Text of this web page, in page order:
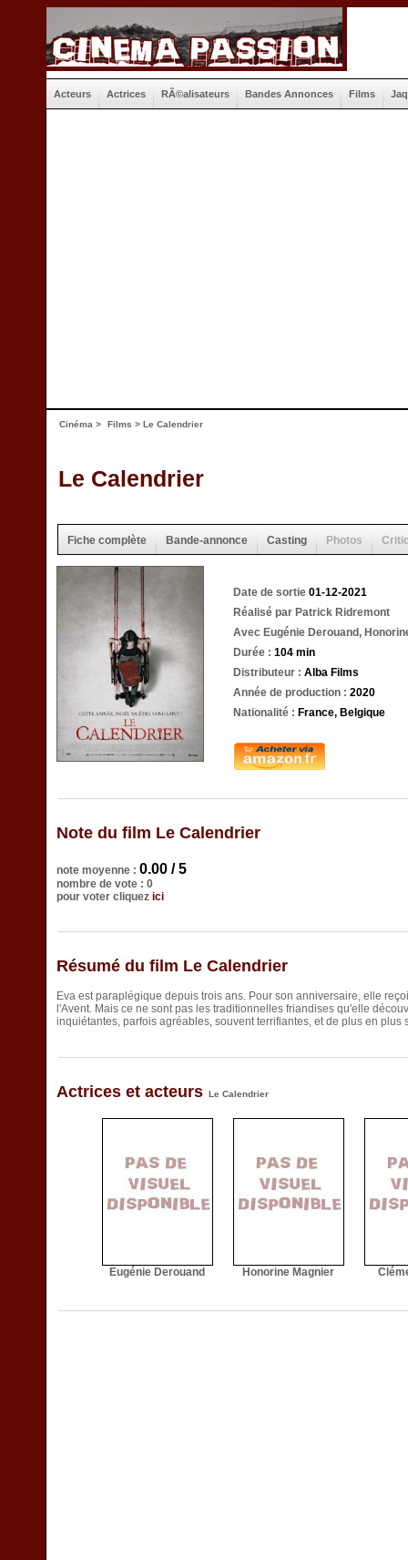
Acteurs Actrices RÃ©alisateurs Bandes Annonces Films
Cinéma > Films > Le Calendrier
Le Calendrier
Fiche complète Bande-annonce Casting Photos
Date de sortie 01-12-2021
Réalisé par Patrick Ridremont
Avec Eugénie Derouand,
Durée : 104 min
Distributeur : Alba Films
Année de production : 2020
Nationalité : France, Belgique
Note du film Le Calendrier
note moyenne : 0.00 / 5
nombre de vote : 0
pour voter cliquez ici
Résumé du film Le Calendrier
Eva est paraplégique depuis trois ans. Pour son anniversaire, elle
l'Avent. Mais ce ne sont pas les traditionnelles friandises qu'elle
inquiétantes, parfois agréables, souvent terrifiantes, et de plus en
Actrices et acteurs Le Calendrier
Eugénie Derouand Honorine Magnier